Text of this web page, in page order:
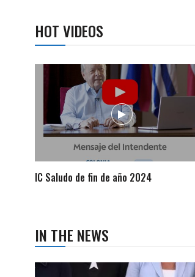
HOT VIDEOS
IC Saludo de fin de año 2024
IN THE NEWS